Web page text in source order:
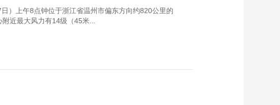
）上午8点钟位于浙江省温州市偏东方向约820公里的
近最大风力有14级（45米...